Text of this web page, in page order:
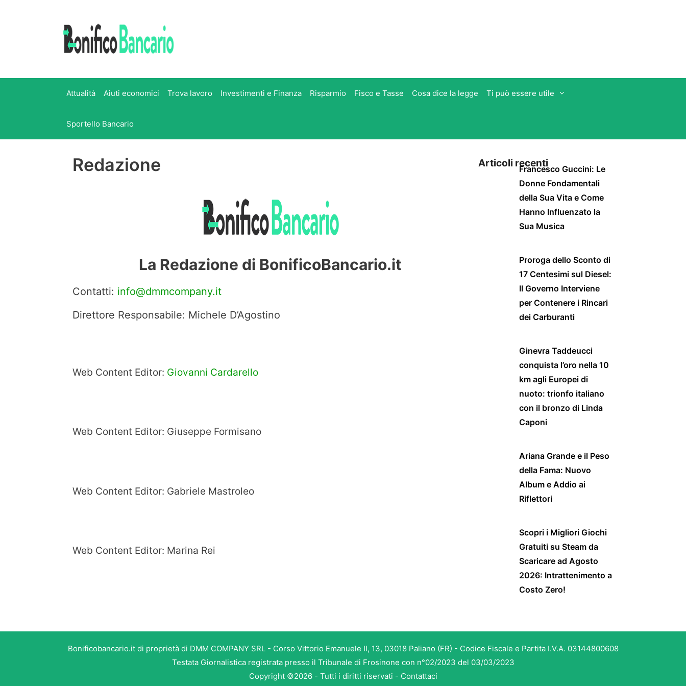
Attualità Aiuti economici Trova lavoro Investimenti e Finanza Risparmio Fisco e Tasse Cosa dice la legge Ti può essere utile
Sportello Bancario
Redazione
La Redazione di BonificoBancario.it
Contatti: info@dmmcompany.it
Direttore Responsabile: Michele D’Agostino
Web Content Editor: Giovanni Cardarello
Web Content Editor: Giuseppe Formisano
Web Content Editor: Gabriele Mastroleo
Web Content Editor: Marina Rei
Articoli recentiFrancesco Guccini: Le
Donne Fondamentali
della Sua Vita e Come
Hanno Influenzato la
Sua Musica
Proroga dello Sconto di
17 Centesimi sul Diesel:
Il Governo Interviene
per Contenere i Rincari
dei Carburanti
Ginevra Taddeucci
conquista l’oro nella 10
km agli Europei di
nuoto: trionfo italiano
con il bronzo di Linda
Caponi
Ariana Grande e il Peso
della Fama: Nuovo
Album e Addio ai
Riflettori
Scopri i Migliori Giochi
Gratuiti su Steam da
Scaricare ad Agosto
2026: Intrattenimento a
Costo Zero!
Bonificobancario.it di proprietà di DMM COMPANY SRL - Corso Vittorio Emanuele II, 13, 03018 Paliano (FR) - Codice Fiscale e Partita I.V.A. 03144800608
Testata Giornalistica registrata presso il Tribunale di Frosinone con n°02/2023 del 03/03/2023
Copyright ©2026 - Tutti i diritti riservati - Contattaci